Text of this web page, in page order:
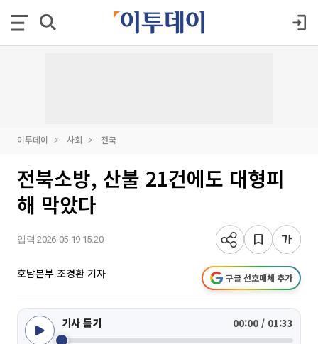
이투데이 사회 전국
전북소방, 산불 21건에도 대형피
해 막았다
입력 2026-05-19 15:20
호남본부 조경환 기자 구글 선호매체 추가
기사 듣기 00:00 / 01:33